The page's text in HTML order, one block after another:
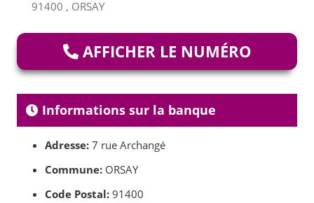
91400 , ORSAY
AFFICHER LE NUMÉRO
Informations sur la banque
Adresse: 7 rue Archangé
Commune: ORSAY
Code Postal: 91400